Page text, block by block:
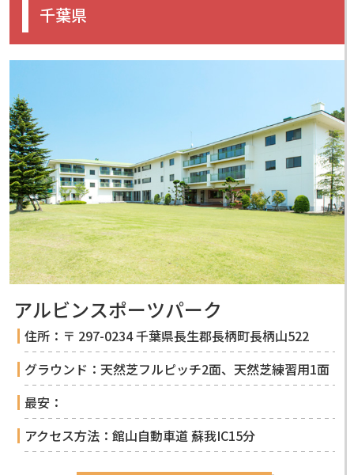
千葉県
アルビンスポーツパーク
住所：〒 297-0234 千葉県長生郡長柄町長柄山522
グラウンド：天然芝フルピッチ2面、天然芝練習用1面
最安：
アクセス方法：館山自動車道 蘇我IC15分